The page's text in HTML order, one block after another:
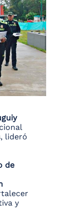
lideró
de
y